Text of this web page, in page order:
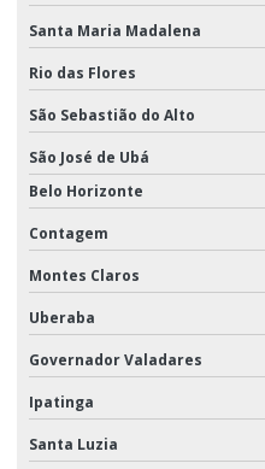
Santa Maria Madalena
Rio das Flores
São Sebastião do Alto
São José de Ubá
Belo Horizonte
Contagem
Montes Claros
Uberaba
Governador Valadares
Ipatinga
Santa Luzia